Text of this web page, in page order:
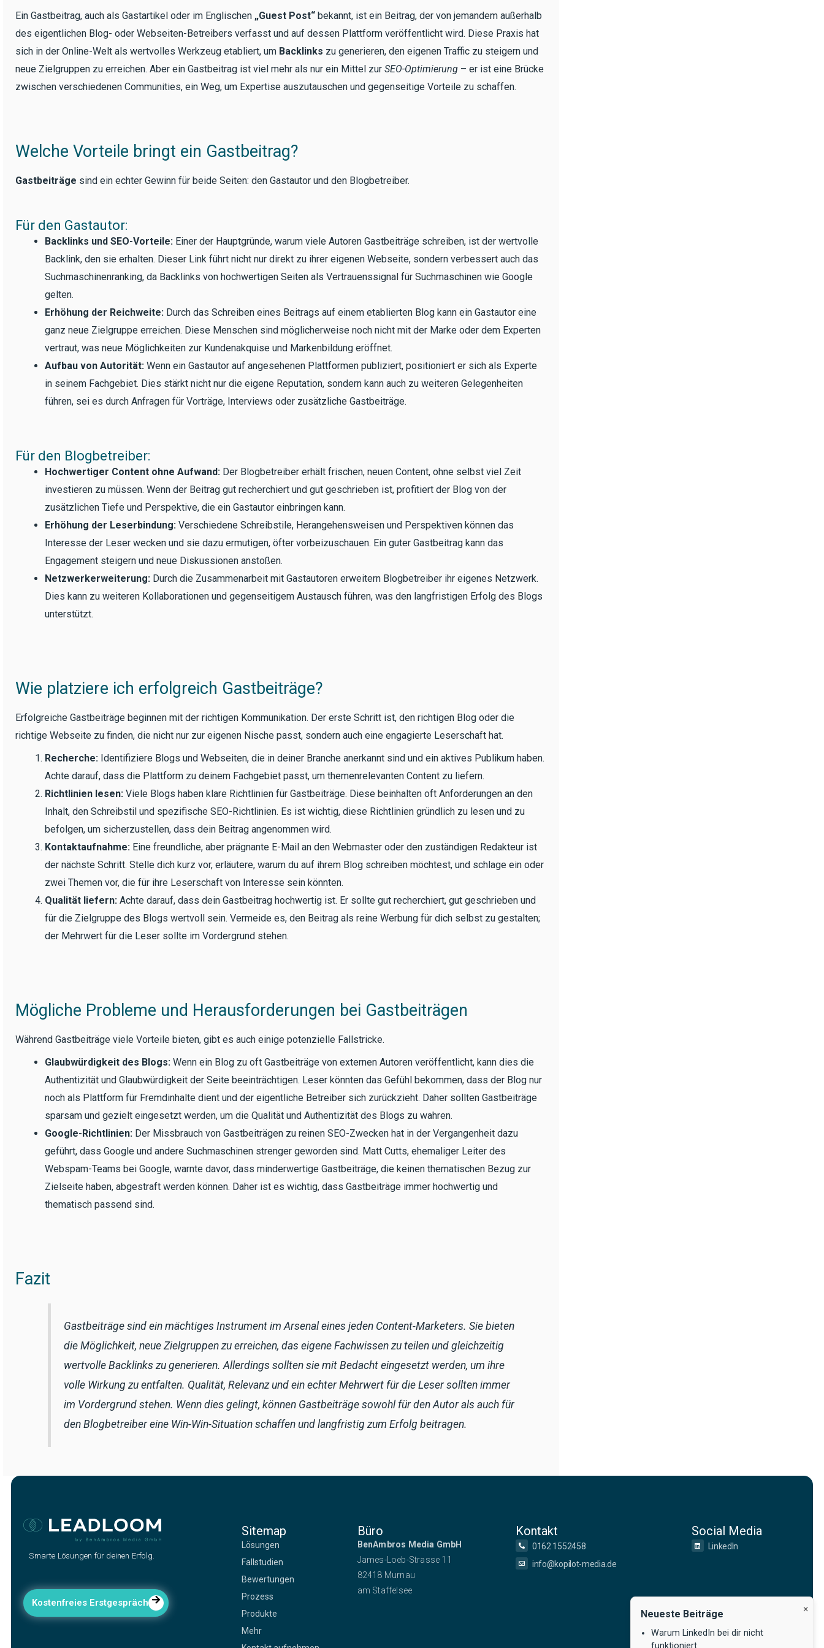
Ein Gastbeitrag, auch als Gastartikel oder im Englischen „Guest Post“ bekannt, ist ein Beitrag, der von jemandem außerhalb
des eigentlichen Blog- oder Webseiten-Betreibers verfasst und auf dessen Plattform veröffentlicht wird. Diese Praxis hat
sich in der Online-Welt als wertvolles Werkzeug etabliert, um Backlinks zu generieren, den eigenen Traffic zu steigern und
neue Zielgruppen zu erreichen. Aber ein Gastbeitrag ist viel mehr als nur ein Mittel zur SEO-Optimierung – er ist eine Brücke
zwischen verschiedenen Communities, ein Weg, um Expertise auszutauschen und gegenseitige Vorteile zu schaffen.
Welche Vorteile bringt ein Gastbeitrag?
Gastbeiträge sind ein echter Gewinn für beide Seiten: den Gastautor und den Blogbetreiber.
Für den Gastautor:
Backlinks und SEO-Vorteile: Einer der Hauptgründe, warum viele Autoren Gastbeiträge schreiben, ist der wertvolle
Backlink, den sie erhalten. Dieser Link führt nicht nur direkt zu ihrer eigenen Webseite, sondern verbessert auch das
Suchmaschinenranking, da Backlinks von hochwertigen Seiten als Vertrauenssignal für Suchmaschinen wie Google
gelten.
Erhöhung der Reichweite: Durch das Schreiben eines Beitrags auf einem etablierten Blog kann ein Gastautor eine
ganz neue Zielgruppe erreichen. Diese Menschen sind möglicherweise noch nicht mit der Marke oder dem Experten
vertraut, was neue Möglichkeiten zur Kundenakquise und Markenbildung eröffnet.
Aufbau von Autorität: Wenn ein Gastautor auf angesehenen Plattformen publiziert, positioniert er sich als Experte
in seinem Fachgebiet. Dies stärkt nicht nur die eigene Reputation, sondern kann auch zu weiteren Gelegenheiten
führen, sei es durch Anfragen für Vorträge, Interviews oder zusätzliche Gastbeiträge.
Für den Blogbetreiber:
Hochwertiger Content ohne Aufwand: Der Blogbetreiber erhält frischen, neuen Content, ohne selbst viel Zeit
investieren zu müssen. Wenn der Beitrag gut recherchiert und gut geschrieben ist, profitiert der Blog von der
zusätzlichen Tiefe und Perspektive, die ein Gastautor einbringen kann.
Erhöhung der Leserbindung: Verschiedene Schreibstile, Herangehensweisen und Perspektiven können das
Interesse der Leser wecken und sie dazu ermutigen, öfter vorbeizuschauen. Ein guter Gastbeitrag kann das
Engagement steigern und neue Diskussionen anstoßen.
Netzwerkerweiterung: Durch die Zusammenarbeit mit Gastautoren erweitern Blogbetreiber ihr eigenes Netzwerk.
Dies kann zu weiteren Kollaborationen und gegenseitigem Austausch führen, was den langfristigen Erfolg des Blogs
unterstützt.
Wie platziere ich erfolgreich Gastbeiträge?
Erfolgreiche Gastbeiträge beginnen mit der richtigen Kommunikation. Der erste Schritt ist, den richtigen Blog oder die
richtige Webseite zu finden, die nicht nur zur eigenen Nische passt, sondern auch eine engagierte Leserschaft hat.
Recherche: Identifiziere Blogs und Webseiten, die in deiner Branche anerkannt sind und ein aktives Publikum haben.
Achte darauf, dass die Plattform zu deinem Fachgebiet passt, um themenrelevanten Content zu liefern.
Richtlinien lesen: Viele Blogs haben klare Richtlinien für Gastbeiträge. Diese beinhalten oft Anforderungen an den
Inhalt, den Schreibstil und spezifische SEO-Richtlinien. Es ist wichtig, diese Richtlinien gründlich zu lesen und zu
befolgen, um sicherzustellen, dass dein Beitrag angenommen wird.
Kontaktaufnahme: Eine freundliche, aber prägnante E-Mail an den Webmaster oder den zuständigen Redakteur ist
der nächste Schritt. Stelle dich kurz vor, erläutere, warum du auf ihrem Blog schreiben möchtest, und schlage ein oder
zwei Themen vor, die für ihre Leserschaft von Interesse sein könnten.
Qualität liefern: Achte darauf, dass dein Gastbeitrag hochwertig ist. Er sollte gut recherchiert, gut geschrieben und
für die Zielgruppe des Blogs wertvoll sein. Vermeide es, den Beitrag als reine Werbung für dich selbst zu gestalten;
der Mehrwert für die Leser sollte im Vordergrund stehen.
Mögliche Probleme und Herausforderungen bei Gastbeiträgen
Während Gastbeiträge viele Vorteile bieten, gibt es auch einige potenzielle Fallstricke.
Glaubwürdigkeit des Blogs: Wenn ein Blog zu oft Gastbeiträge von externen Autoren veröffentlicht, kann dies die
Authentizität und Glaubwürdigkeit der Seite beeinträchtigen. Leser könnten das Gefühl bekommen, dass der Blog nur
noch als Plattform für Fremdinhalte dient und der eigentliche Betreiber sich zurückzieht. Daher sollten Gastbeiträge
sparsam und gezielt eingesetzt werden, um die Qualität und Authentizität des Blogs zu wahren.
Google-Richtlinien: Der Missbrauch von Gastbeiträgen zu reinen SEO-Zwecken hat in der Vergangenheit dazu
geführt, dass Google und andere Suchmaschinen strenger geworden sind. Matt Cutts, ehemaliger Leiter des
Webspam-Teams bei Google, warnte davor, dass minderwertige Gastbeiträge, die keinen thematischen Bezug zur
Zielseite haben, abgestraft werden können. Daher ist es wichtig, dass Gastbeiträge immer hochwertig und
thematisch passend sind.
Fazit
Gastbeiträge sind ein mächtiges Instrument im Arsenal eines jeden Content-Marketers. Sie bieten
die Möglichkeit, neue Zielgruppen zu erreichen, das eigene Fachwissen zu teilen und gleichzeitig
wertvolle Backlinks zu generieren. Allerdings sollten sie mit Bedacht eingesetzt werden, um ihre
volle Wirkung zu entfalten. Qualität, Relevanz und ein echter Mehrwert für die Leser sollten immer
im Vordergrund stehen. Wenn dies gelingt, können Gastbeiträge sowohl für den Autor als auch für
den Blogbetreiber eine Win-Win-Situation schaffen und langfristig zum Erfolg beitragen.
×
Neueste Beiträge
Warum LinkedIn bei dir nicht
funktioniert
Smarte Lösungen für deinen Erfolg.
Kostenfreies Erstgespräch
Sitemap
Lösungen
Fallstudien
Bewertungen
Prozess
Produkte
Mehr
Büro
BenAmbros Media GmbH
James-Loeb-Strasse 11
82418 Murnau
am Staffelsee
Kontakt
0162 1552458
info@kopilot-media.de
Social Media
LinkedIn